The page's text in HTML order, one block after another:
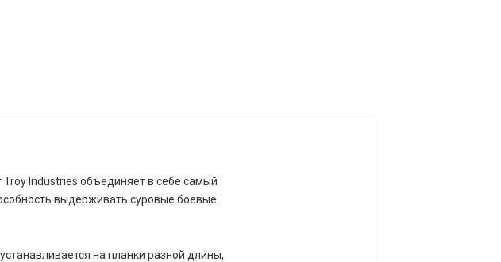
Industries объединяет в себе самый
выдерживать суровые боевые
на планки разной длины,